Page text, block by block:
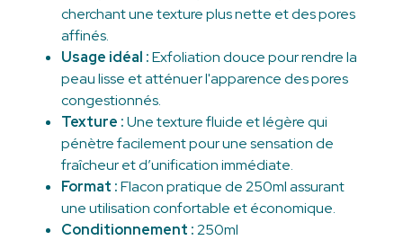
cherchant une texture plus nette et des pores
affinés.
Usage idéal :Exfoliation douce pour rendre la
peau lisse et atténuer l'apparence des pores
congestionnés.
Texture :Une texture fluide et légère qui
pénètre facilement pour une sensation de
fraîcheur et d’unification immédiate.
Format :Flacon pratique de 250ml assurant
une utilisation confortable et économique.
Conditionnement :250ml